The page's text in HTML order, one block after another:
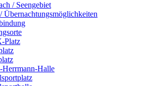
/ Seengebiet
Übernachtungsmöglichkeiten
Platz
Herrmann-Halle